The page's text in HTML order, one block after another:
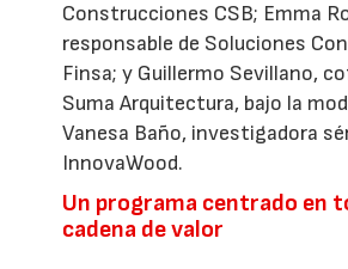
Construcciones CSB; Emma
responsable de Soluciones
Finsa; y Guillermo Sevillano,
Suma Arquitectura, bajo la
Vanesa Baño, investigadora
InnovaWood.
Un programa centrado en
cadena de valor